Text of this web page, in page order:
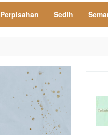
Perpisahan Sedih